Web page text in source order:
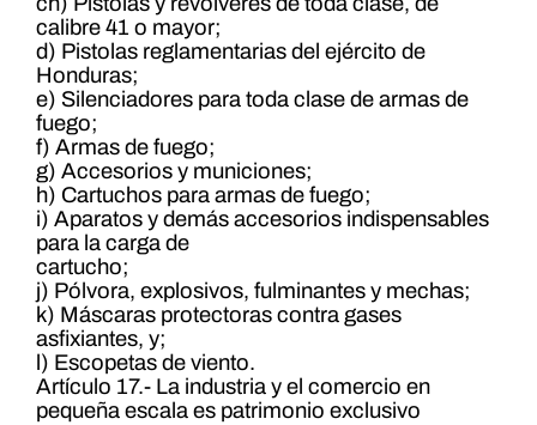
calibre 41 o mayor;
d) Pistolas reglamentarias del ejército de
Honduras;
e) Silenciadores para toda clase de armas de
fuego;
f) Armas de fuego;
g) Accesorios y municiones;
h) Cartuchos para armas de fuego;
i) Aparatos y demás accesorios indispensables
para la carga de
cartucho;
j) Pólvora, explosivos, fulminantes y mechas;
k) Máscaras protectoras contra gases
asfixiantes, y;
l) Escopetas de viento.
Artículo 17.- La industria y el comercio en
pequeña escala es patrimonio exclusivo